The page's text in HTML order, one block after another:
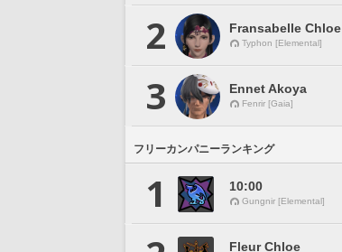
2 Fransabelle Chloe
Typhon [Elemental]
3 Ennet Akoya
Fenrir [Gaia]
フリーカンパニーランキング
1 10:00
Gungnir [Elemental]
Fleur Chloe